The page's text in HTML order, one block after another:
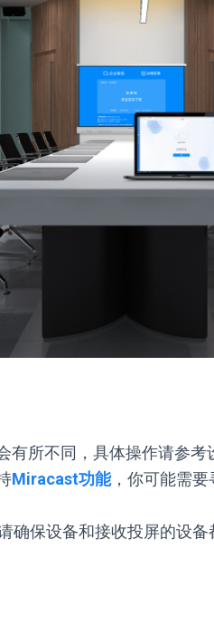
有所不同，具体操作请参考
Miracast功能，你可能需要
确保设备和接收投屏的设